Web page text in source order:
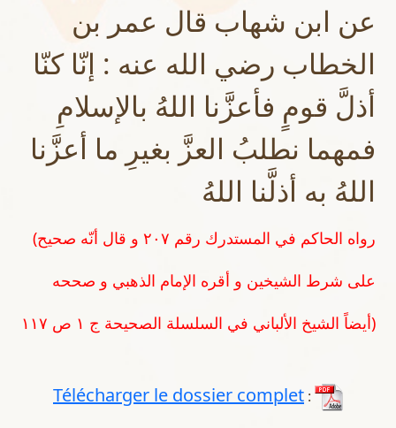
عن ابن شهاب قال عمر بن
الخطاب رضي الله عنه : إنّا كنّا
أذلَّ قومٍ فأعزَّنا اللهُ بالإسلامِ
فمهما نطلبُ العزَّ بغيرِ ما أعزَّنا
اللهُ به أذلَّنا اللهُ
(رواه الحاكم في المستدرك رقم ٢٠٧ و قال أنّه صحيح
على شرط الشيخين و أقره الإمام الذهبي و صححه
أيضاً الشيخ الألباني في السلسلة الصحيحة ج ١ ص ١١٧)
Télécharger le dossier complet :